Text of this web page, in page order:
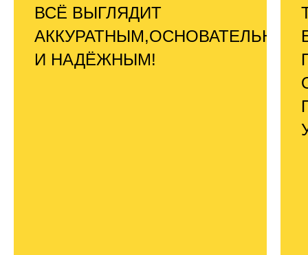
ВСЁ ВЫГЛЯДИТ
АККУРАТНЫМ,ОСНОВАТЕЛЬНЫМ
И НАДЁЖНЫМ!